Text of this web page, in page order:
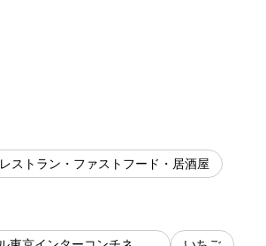
レストラン・ファストフード・居酒屋